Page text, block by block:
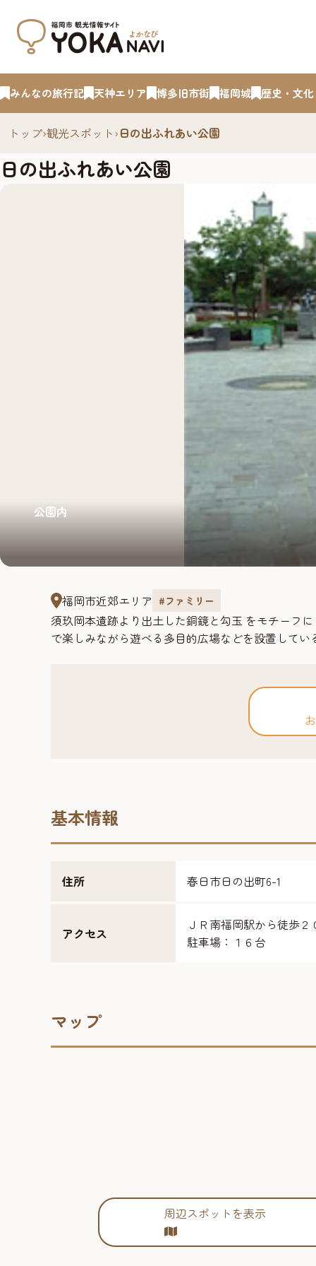
みんなの旅行記 天神エリア 博多旧市街 福岡城 歴史・文化
トップ›観光スポット›日の出ふれあい公園
日の出ふれあい公園
公園内
福岡市近郊エリア #ファミリー
須玖岡本遺跡より出土した銅鏡と勾玉 をモチーフ
で楽しみながら遊べる多目的広場などを設置してい
基本情報
住所 春日市日の出町6-1
アクセス
ＪＲ南福岡駅から徒歩
駐車場：１６台
マップ
周辺スポットを表示